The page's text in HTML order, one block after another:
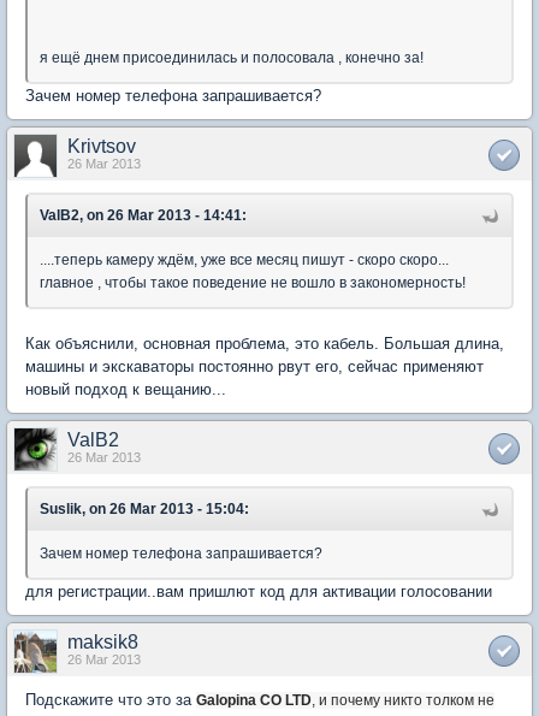
я ещё днем присоединилась и полосовала , конечно за!
Зачем номер телефона запрашивается?
Krivtsov
26 Mar 2013
ValB2, on 26 Mar 2013 - 14:41:
....теперь камеру ждём, уже все месяц пишут - скоро скоро...
главное , чтобы такое поведение не вошло в закономерность!
Как объяснили, основная проблема, это кабель. Большая длина,
машины и экскаваторы постоянно рвут его, сейчас применяют
новый подход к вещанию...
ValB2
26 Mar 2013
Suslik, on 26 Mar 2013 - 15:04:
Зачем номер телефона запрашивается?
для регистрации..вам пришлют код для активации голосовании
maksik8
26 Mar 2013
Подскажите что это за Galopina CO LTD, и почему никто толком не